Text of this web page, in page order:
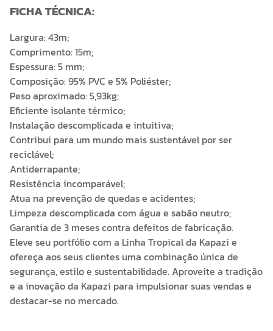
FICHA TÉCNICA:
Largura: 43m;
Comprimento: 15m;
Espessura: 5 mm;
Composição: 95% PVC e 5% Poliéster;
Peso aproximado: 5,93kg;
Eficiente isolante térmico;
Instalação descomplicada e intuitiva;
Contribui para um mundo mais sustentável por ser
reciclável;
Antiderrapante;
Resistência incomparável;
Atua na prevenção de quedas e acidentes;
Limpeza descomplicada com água e sabão neutro;
Garantia de 3 meses contra defeitos de fabricação.
Eleve seu portfólio com a Linha Tropical da Kapazi e
ofereça aos seus clientes uma combinação única de
segurança, estilo e sustentabilidade. Aproveite a tradição
e a inovação da Kapazi para impulsionar suas vendas e
destacar-se no mercado.